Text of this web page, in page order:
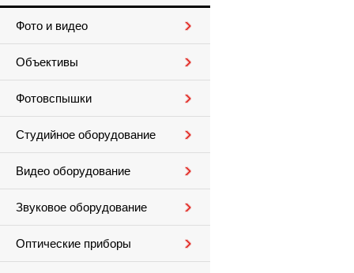
Фото и видео
Объективы
Фотовспышки
Студийное оборудование
Видео оборудование
Звуковое оборудование
Оптические приборы